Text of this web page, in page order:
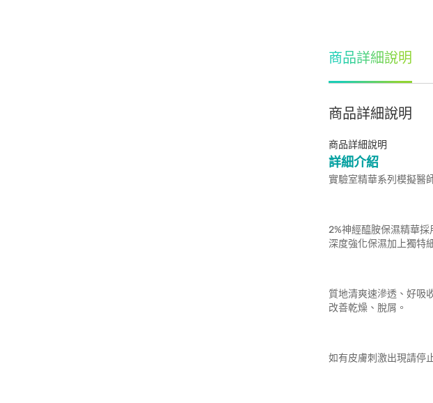
商品詳細說明
商品詳細說明
商品詳細說明
詳細介紹
實驗室精華系列模擬醫
2%神經醯胺保濕精華
深度強化保濕加上獨特
質地清爽速滲透、好吸
改善乾燥、脫屑。
如有皮膚刺激出現請停